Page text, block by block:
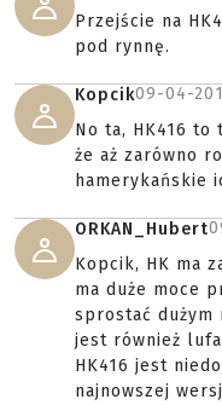
Przejście na
pod rynnę.
Kopcik09-04-
No ta, HK416 to
że aż zarówno
hamerykańskie
ORKAN_Hubert
Kopcik, HK ma
ma duże moce
sprostać dużym
jest również
HK416 jest
najnowszej